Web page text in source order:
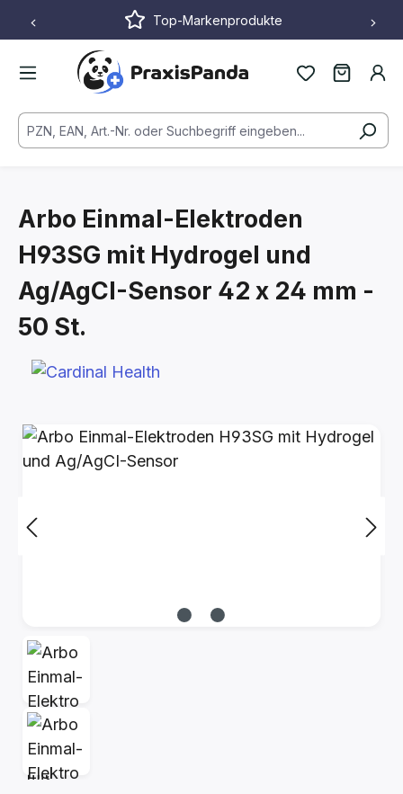
Zum Hauptinhalt springenTop-Markenprodukte
Arbo Einmal-Elektroden
H93SG mit Hydrogel und
Ag/AgCI-Sensor 42 x 24 mm -
50 St.
Bildergalerie überspringen